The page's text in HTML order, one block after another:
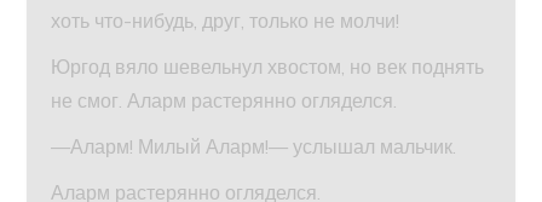
хоть что-нибудь, друг, только не молчи!
Юргод вяло шевельнул хвостом, но век поднять
не смог. Аларм растерянно огляделся.
—Аларм! Милый Аларм!— услышал мальчик.
Аларм растерянно огляделся.